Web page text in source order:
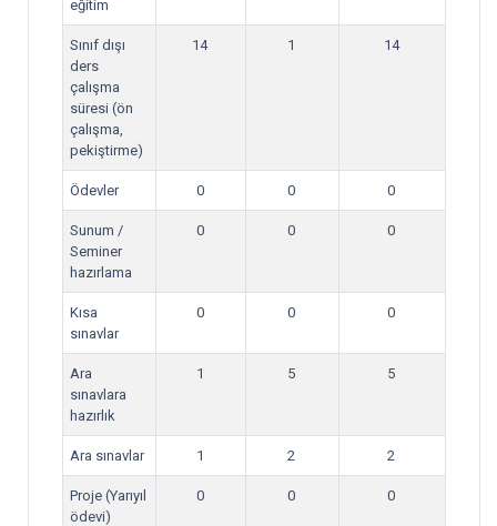
eğitim
Sınıf dışı
ders
çalışma
süresi (ön
çalışma,
pekiştirme)
14 1 14
Ödevler 0 0 0
Sunum /
Seminer
hazırlama
0 0 0
Kısa
sınavlar
0 0 0
Ara
sınavlara
hazırlık
1 5 5
Ara sınavlar 1 2 2
Proje (Yarıyıl
ödevi)
0 0 0